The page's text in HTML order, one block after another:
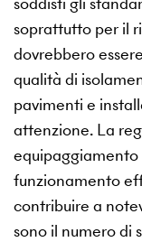
soprattutto per il
dovrebbero
qualità di
pavimenti e
attenzione. La
equipaggiamento
funzionamento
contribuire a
sono il numero di